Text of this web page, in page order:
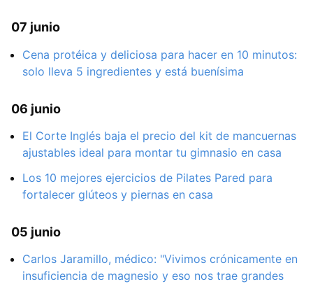
07 junio
Cena protéica y deliciosa para hacer en 10 minutos:
solo lleva 5 ingredientes y está buenísima
06 junio
El Corte Inglés baja el precio del kit de mancuernas
ajustables ideal para montar tu gimnasio en casa
Los 10 mejores ejercicios de Pilates Pared para
fortalecer glúteos y piernas en casa
05 junio
Carlos Jaramillo, médico: "Vivimos crónicamente en
insuficiencia de magnesio y eso nos trae grandes